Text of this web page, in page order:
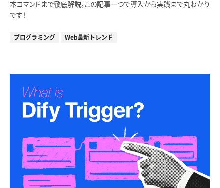
本コマンドまで徹底解説。この記事一つで導入から実践まで丸わかり
です！
プログラミング Web最新トレンド